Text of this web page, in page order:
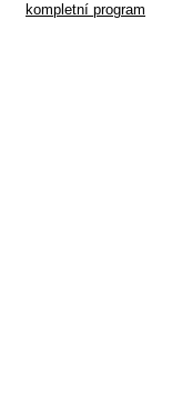
kompletní program